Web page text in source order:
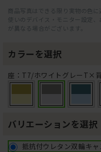
商品写真はできる限り実物の色
使いのデバイス・モニター設定
が異なる場合がございます。
カラーを選択
座：T7/ホワイトグレーT×
バリエーションを選択
抵抗付ウレタン双輪キャ